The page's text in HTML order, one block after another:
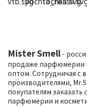
Mister Smell -
продаже парфюмерии
оптом. Сотрудничая с
производителями,
покупателям
парфюмерии и